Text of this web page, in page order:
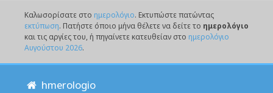
Καλωσορίσατε στο ημερολόγιο. Eκτυπώστε πατώντας
εκτύπωση. Πατήστε όποιο μήνα θέλετε να δείτε το ημερολόγιο
και τις αργίες του, ή πηγαίνετε κατευθείαν στο ημερολόγιο
Αυγούστου 2026.
hmerologio